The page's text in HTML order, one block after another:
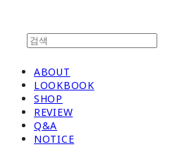
ABOUT
LOOKBOOK
SHOP
REVIEW
Q&A
NOTICE